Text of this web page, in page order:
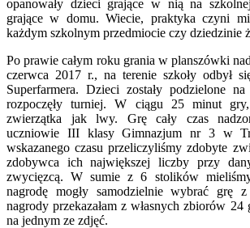
opanowały dzieci grające w nią na
grające w domu. Wiecie, praktyka czyni
każdym szkolnym przedmiocie czy dziedzinie
Po prawie całym roku grania w planszówki
czerwca 2017 r., na terenie szkoły odbył
Superfarmera. Dzieci zostały podzielone
rozpoczęły turniej. W ciągu 25 minut
zwierzątka jak lwy. Grę cały czas
uczniowie III klasy Gimnazjum nr 3 w
wskazanego czasu przeliczyliśmy zdobyte
zdobywca ich największej liczby przy
zwycięzcą. W sumie z 6 stolików
nagrodę mogły samodzielnie wybrać grę
nagrody przekazałam z własnych zbiorów 24
na jednym ze zdjęć.